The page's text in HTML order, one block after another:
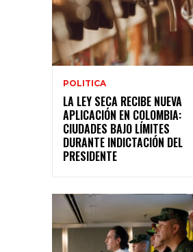
POLITICA
LA LEY SECA RECIBE NUEVA
APLICACIÓN EN COLOMBIA:
CIUDADES BAJO LÍMITES
DURANTE INDICTACIÓN DEL
PRESIDENTE